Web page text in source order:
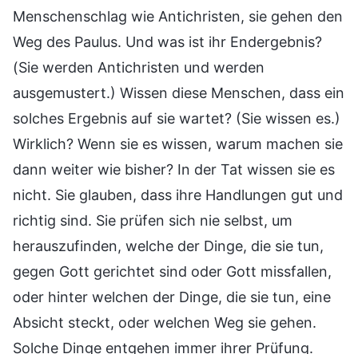
Menschenschlag wie Antichristen, sie gehen den
Weg des Paulus. Und was ist ihr Endergebnis?
(Sie werden Antichristen und werden
ausgemustert.) Wissen diese Menschen, dass ein
solches Ergebnis auf sie wartet? (Sie wissen es.)
Wirklich? Wenn sie es wissen, warum machen sie
dann weiter wie bisher? In der Tat wissen sie es
nicht. Sie glauben, dass ihre Handlungen gut und
richtig sind. Sie prüfen sich nie selbst, um
herauszufinden, welche der Dinge, die sie tun,
gegen Gott gerichtet sind oder Gott missfallen,
oder hinter welchen der Dinge, die sie tun, eine
Absicht steckt, oder welchen Weg sie gehen.
Solche Dinge entgehen immer ihrer Prüfung.